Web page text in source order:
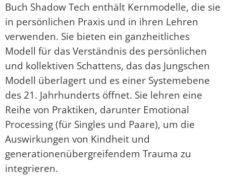
Buch Shadow Tech enthält Kernmodelle, die sie
in persönlichen Praxis und in ihren Lehren
verwenden. Sie bieten ein ganzheitliches
Modell für das Verständnis des persönlichen
und kollektiven Schattens, das das Jungschen
Modell überlagert und es einer Systemebene
des 21. Jahrhunderts öffnet. Sie lehren eine
Reihe von Praktiken, darunter Emotional
Processing (für Singles und Paare), um die
Auswirkungen von Kindheit und
generationenübergreifendem Trauma zu
integrieren.